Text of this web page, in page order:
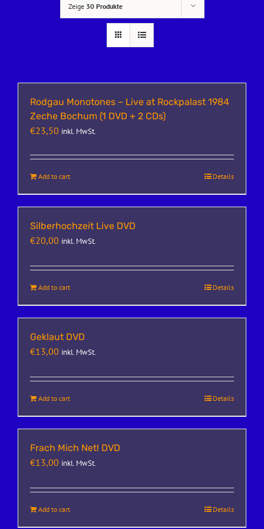
Zeige 30 Produkte
Rodgau Monotones – Live at Rockpalast 1984
Zeche Bochum (1 DVD + 2 CDs)
€23,50 inkl. MwSt.
Add to cart Details
Silberhochzeit Live DVD
€20,00 inkl. MwSt.
Add to cart Details
Geklaut DVD
€13,00 inkl. MwSt.
Add to cart Details
Frach Mich Net! DVD
€13,00 inkl. MwSt.
Add to cart Details